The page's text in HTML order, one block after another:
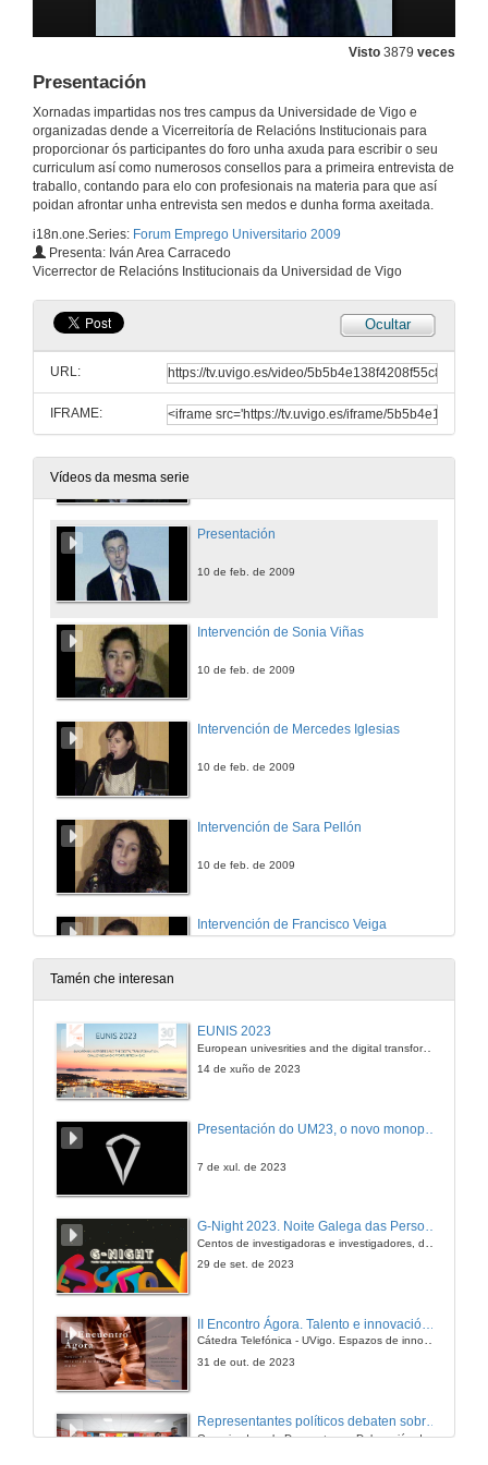
Visto 3879 veces
Presentación
Xornadas impartidas nos tres campus da Universidade de Vigo e
organizadas dende a Vicerreitoría de Relacións Institucionais para
proporcionar ós participantes do foro unha axuda para escribir o seu
curriculum así como numerosos consellos para a primeira entrevista de
traballo, contando para elo con profesionais na materia para que así
poidan afrontar unha entrevista sen medos e dunha forma axeitada.
i18n.one.Series: Forum Emprego Universitario 2009
Presenta: Iván Area Carracedo
Vicerrector de Relacións Institucionais da Universidad de Vigo
Ocultar
URL:
IFRAME:
Vídeos da mesma serie
Orientación laboral e xestión de emprego desde a Universidade de Vigo
Intervención de Mª. Reyes Fernández González
Actividades e Xestión de Emprego
10 de feb. de 2009
10 de feb. de 2009
10 de feb. de 2009
O aceso ao emprego na administracón pública:
Presentación
10 de feb. de 2009
Intervención de Sonia Viñas
10 de feb. de 2009
Intervención de Mercedes Iglesias
10 de feb. de 2009
Intervención de Sara Pellón
10 de feb. de 2009
Intervención de Francisco Veiga
10 de feb. de 2009
Quenda de preguntas
Quenda de preguntas
Tamén che interesan
EUNIS 2023
European univesrities and the digital transformation: challenges and opportunities ahead
14 de xuño de 2023
7 de xul. de 2023
G-Night 2023. Noite Galega das Persoas Investigadoras. Conciencias creativas
29 de set. de 2023
Cátedra Telefónica - UVigo. Espazos de innovación
31 de out. de 2023
Representantes políticos debaten sobre educación e xuventude no campus de Pontevedra
Organizado polo Decanato e a Delegación de Alumnado de Dirección e Xestión Pública e coa participación de candidatos de PP, BNG, PSOE, Sumar e Podemos